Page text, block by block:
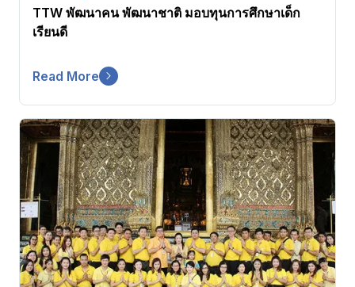
TTW พัฒนาคน พัฒนาชาติ มอบทุนการศึกษาเด็ก
เรียนดี
Read More